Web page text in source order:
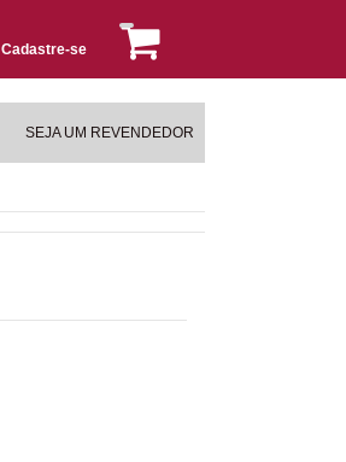
Cadastre-se
SEJA UM REVENDEDOR